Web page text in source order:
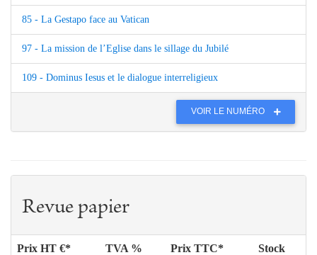
85 - La Gestapo face au Vatican
97 - La mission de l’Eglise dans le sillage du Jubilé
109 - Dominus Iesus et le dialogue interreligieux
VOIR LE NUMÉRO
Revue papier
Prix HT €* TVA % Prix TTC* Stock